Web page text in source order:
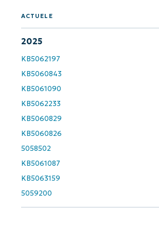
ACTUELE
2025
KB5062197
KB5060843
KB5061090
KB5062233
KB5060829
KB5060826
5058502
KB5061087
KB5063159
5059200
email*
number*
Land
Company